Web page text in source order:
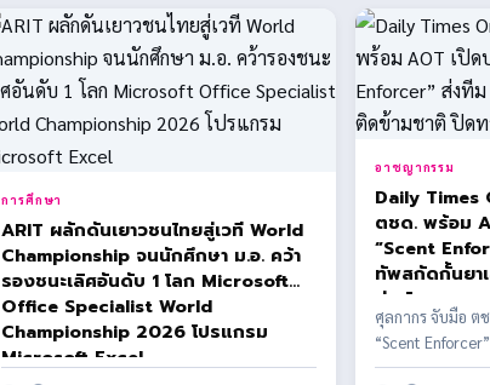
การศึกษา
ARIT ผลักดันเยาวชนไทยสู่เวที World
Championship จนนักศึกษา ม.อ. คว้า
รองชนะเลิศอันดับ 1 โลก Microsoft
Office Specialist World
Championship 2026 โปรแกรม
Microsoft Excel
อาชญากรรม
Daily Times
ตชด. พร้อม
“Scent
ทัพสกัดกั้นยา
ผ่านไทย
ศุลกากร จับมือ ต
“Scent
เสพติดข้า...